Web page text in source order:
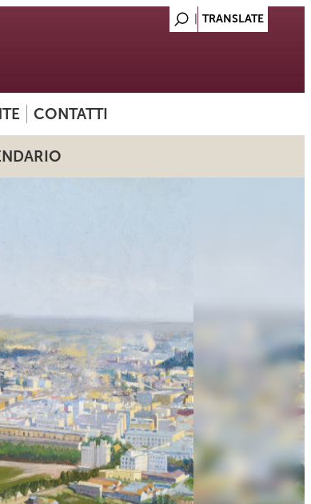
CONTATTI